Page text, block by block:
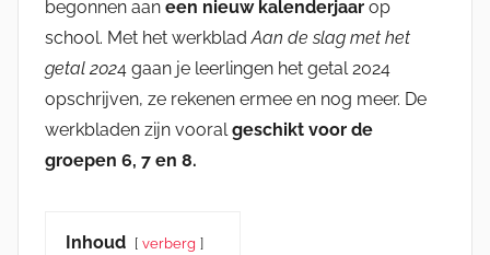
begonnen aan een nieuw kalenderjaar op
school. Met het werkbladAan de slag met het
getal 2024 gaan je leerlingen het getal 2024
opschrijven, ze rekenen ermee en nog meer. De
werkbladen zijn vooralgeschikt voor de
groepen 6, 7 en 8.
Inhoud verberg